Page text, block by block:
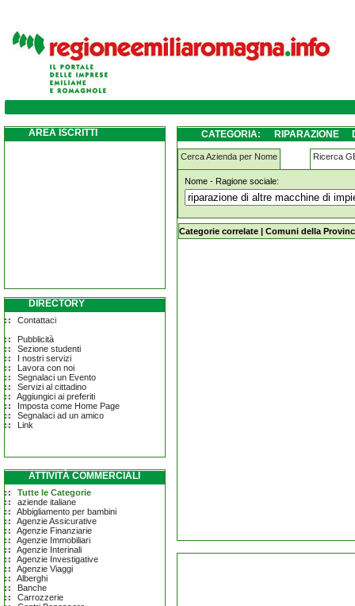
riparazione-di-altre-macchine-di-impiego-
AREA ISCRITTI
DIRECTORY
Contattaci
Pubblicità
Sezione studenti
I nostri servizi
Lavora con noi
Segnalaci un Evento
Servizi al cittadino
Aggiungici ai preferiti
Imposta come Home Page
Segnalaci ad un amico
Link
ATTIVITÀ COMMERCIALI
Tutte le Categorie
aziende italiane
Abbigliamento per bambini
Agenzie Assicurative
Agenzie Finanziarie
Agenzie Immobiliari
Agenzie Interinali
Agenzie Investigative
Agenzie Viaggi
Alberghi
Banche
Carrozzerie
CATEGORIA:
CASALGRANDE
Cerca Azienda per Nome Ricerca
Nome - Ragione sociale:
riparazione-di-altre-macchine-di-
Categorie correlate | Comuni della